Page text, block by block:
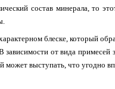
состав минерала, то
блеске, который
зависимости от вида
может выступать, что угодно